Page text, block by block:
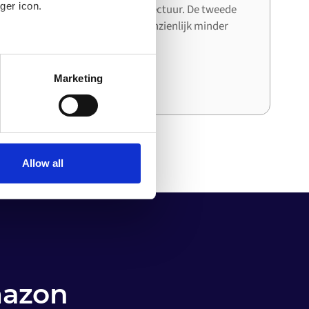
icon.
meters
functioning of the
the internet
Marketing
Allow all
systeem de bestaande architectuur. De tweede
en derde integratie kosten aanzienlijk minder